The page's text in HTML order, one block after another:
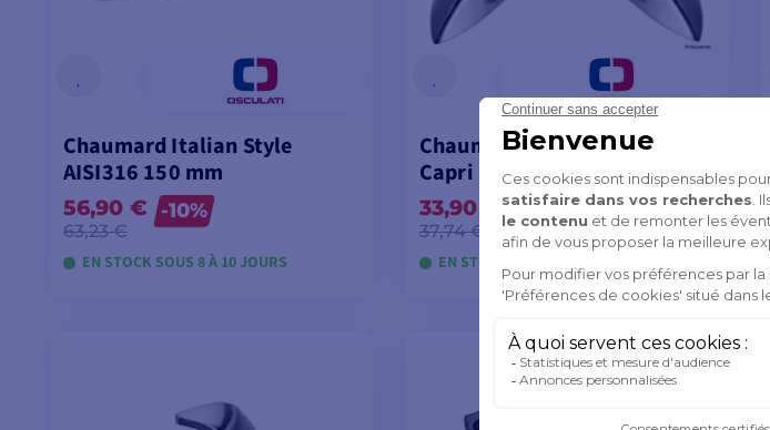
Chaumard Italian Style
AISI316 150 mm
56,90 €
63,23 €
-10%
EN STOCK SOUS 8 À 10 JOURS
Chaumard de proue inox
Capri 105 mm
33,90 €
37,74 €
-10%
EN STOCK SOUS 8 À 10 JOURS
VOIR LES MODÈLES